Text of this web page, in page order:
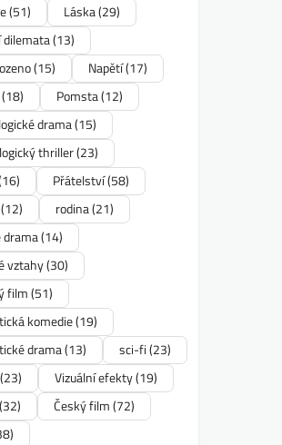
(51) Láska(29)
(13)
(15) Napětí(17)
(18) Pomsta(12)
drama(15)
thriller(23)
Přátelství(58)
(12) rodina(21)
drama(14)
vztahy(30)
film(51)
komedie(19)
drama(13) sci-fi(23)
(23) Vizuální efekty(19)
(32) Český film(72)